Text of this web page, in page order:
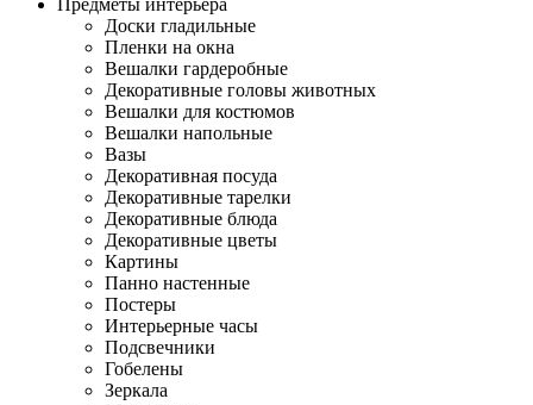
Предметы интерьера
Доски гладильные
Пленки на окна
Вешалки гардеробные
Декоративные головы животных
Вешалки для костюмов
Вешалки напольные
Вазы
Декоративная посуда
Декоративные тарелки
Декоративные блюда
Декоративные цветы
Картины
Панно настенные
Постеры
Интерьерные часы
Подсвечники
Гобелены
Зеркала